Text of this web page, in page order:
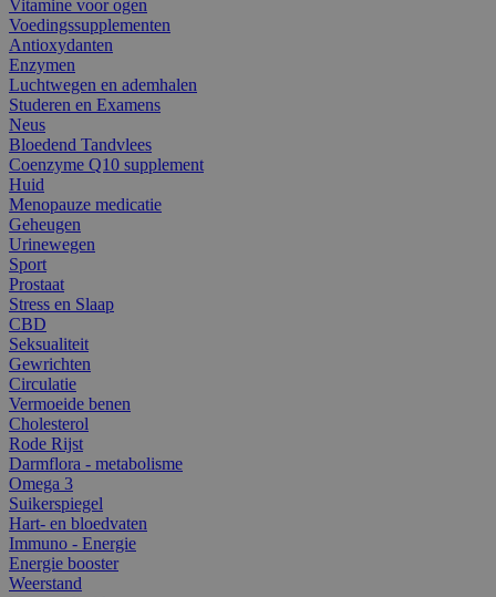
Vitamine voor ogen
Voedingssupplementen
Antioxydanten
Enzymen
Luchtwegen en ademhalen
Studeren en Examens
Neus
Bloedend Tandvlees
Coenzyme Q10 supplement
Huid
Menopauze medicatie
Geheugen
Urinewegen
Sport
Prostaat
Stress en Slaap
CBD
Seksualiteit
Gewrichten
Circulatie
Vermoeide benen
Cholesterol
Rode Rijst
Darmflora - metabolisme
Omega 3
Suikerspiegel
Hart- en bloedvaten
Immuno - Energie
Energie booster
Weerstand